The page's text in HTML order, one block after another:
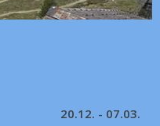
20.12. - 07.03.